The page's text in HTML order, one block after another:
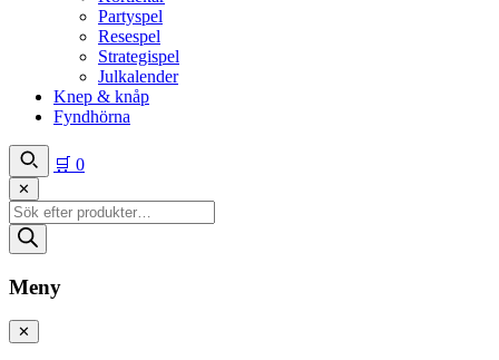
Partyspel
Resespel
Strategispel
Julkalender
Knep & knåp
Fyndhörna
🛒 0
✕
Produktsökning
Meny
✕